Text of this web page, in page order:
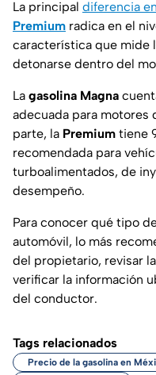
La principal diferencia
Premium radica en el
característica que mide
detonarse dentro del
La gasolina Magna
adecuada para motores
parte, la Premium tiene
recomendada para
turboalimentados, de
desempeño.
Para conocer qué tipo
automóvil, lo más
del propietario, revisar
verificar la información
del conductor.
Tags relacionados
Precio de la gasolina en